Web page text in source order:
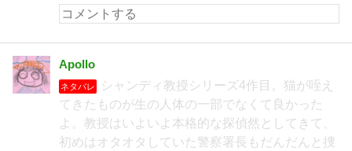
Apollo
ネタバレ
シャンディ教授シリーズ4作目。猫が咥え
てきたものが生の人体の一部でなくて良かった
よ。教授はいよいよ本格的な探偵然としてきて、
初めはオタオタしていた警察署長もだんだんと捜